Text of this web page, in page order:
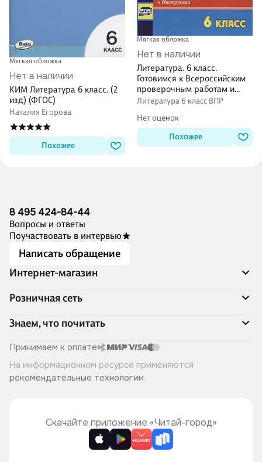
Мягкая обложка
Нет в наличии
КИМ Литература 6 класс. (2
изд) (ФГОС)
Наталия Егорова
Похожее
Мягкая обложка
Нет в наличии
Литература. 6 класс.
Готовимся к Всероссийским
проверочным работам и
итоговой аттестации в
СОО. 10 вариантов.
Инструкции
Литература 6 класс ВПР
Нет оценок
Похожее
8 495 424-84-44
Вопросы и ответы
Поучаствовать в интервью
Написать обращение
Интернет-магазин
Акции
Доставка и оплата
Программа лояльности
Подарочные сертификаты
Правила продажи
Политика конфиденциальности
Розничная сеть
Адреса магазинов
О компании
Хотите у нас работать?
Знаем, что почитать
Скоро в продаже
Лучшие из лучших
Читай-журнал
Принимаем к оплате
На информационном ресурсе применяются
рекомендательные технологии.
Скачайте приложение «Читай-город»